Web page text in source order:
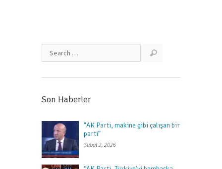
Son Haberler
"AK Parti, makine gibi çalışan bir
parti”
Şubat 2, 2026